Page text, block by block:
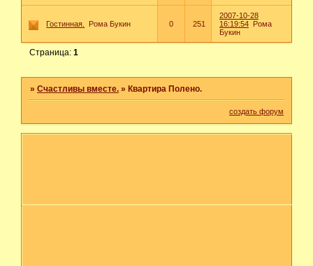
Гостинная. Рома Букин 0 251
2007-10-28
16:19:54 Рома
Букин
Страница:1
»Счастливы вместе. » Квартира Полено.
создать форум